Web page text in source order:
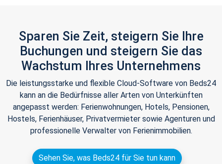
Sparen Sie Zeit, steigern Sie Ihre
Buchungen und steigern Sie das
Wachstum Ihres Unternehmens
Die leistungsstarke und flexible Cloud-Software von Beds24
kann an die Bedürfnisse aller Arten von Unterkünften
angepasst werden: Ferienwohnungen, Hotels, Pensionen,
Hostels, Ferienhäuser, Privatvermieter sowie Agenturen und
professionelle Verwalter von Ferienimmobilien.
Sehen Sie, was Beds24 für Sie tun kann